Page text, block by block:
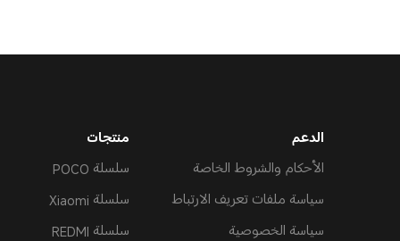
الدعم
الأحكام والشروط الخاصة
سياسة ملفات تعريف الارتباط
سياسة الخصوصية
منتجات
سلسلة POCO
سلسلة Xiaomi
سلسلة REDMI